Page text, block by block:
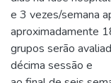
e 3 vezes/semana
aproximadamente
grupos serão
décima sessão e